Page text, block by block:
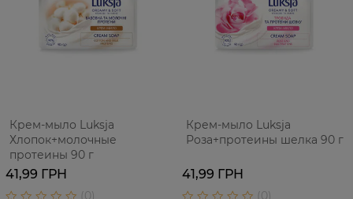
Крем-мыло Luksja
Хлопок+молочные
протеины 90 г
41,99 ГРН
Крем-мыло Luksja
Роза+протеины шелка 90 г
41,99 ГРН